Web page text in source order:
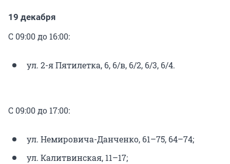
19 декабря
С 09:00 до 16:00:
ул. 2-я Пятилетка, 6, 6/в, 6/2, 6/3, 6/4.
С 09:00 до 17:00:
ул. Немировича-Данченко, 61–75, 64–74;
ул. Калитвинская, 11–17;